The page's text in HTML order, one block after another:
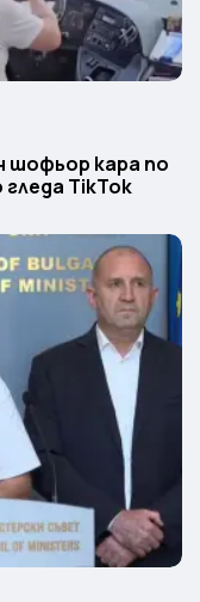
шофьор кара по
TikTok